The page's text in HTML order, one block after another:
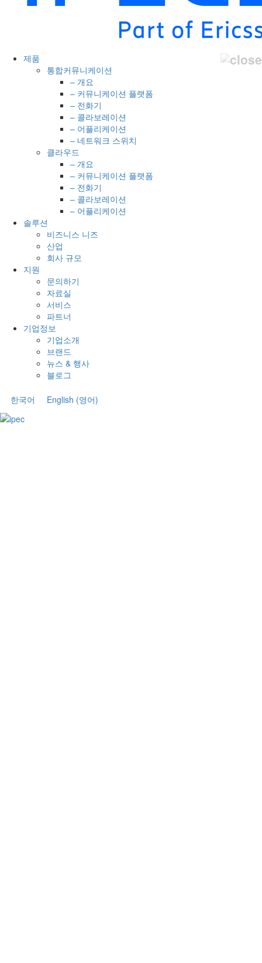
제품
통합커뮤니케이션
– 개요
– 커뮤니케이션 플랫폼
– 전화기
– 콜라보레이션
– 어플리케이션
– 네트워크 스위치
클라우드
– 개요
– 커뮤니케이션 플랫폼
– 전화기
– 콜라보레이션
– 어플리케이션
솔루션
비즈니스 니즈
산업
회사 규모
지원
문의하기
자료실
서비스
파트너
기업정보
기업소개
브랜드
뉴스 & 행사
블로그
한국어 English (영어)